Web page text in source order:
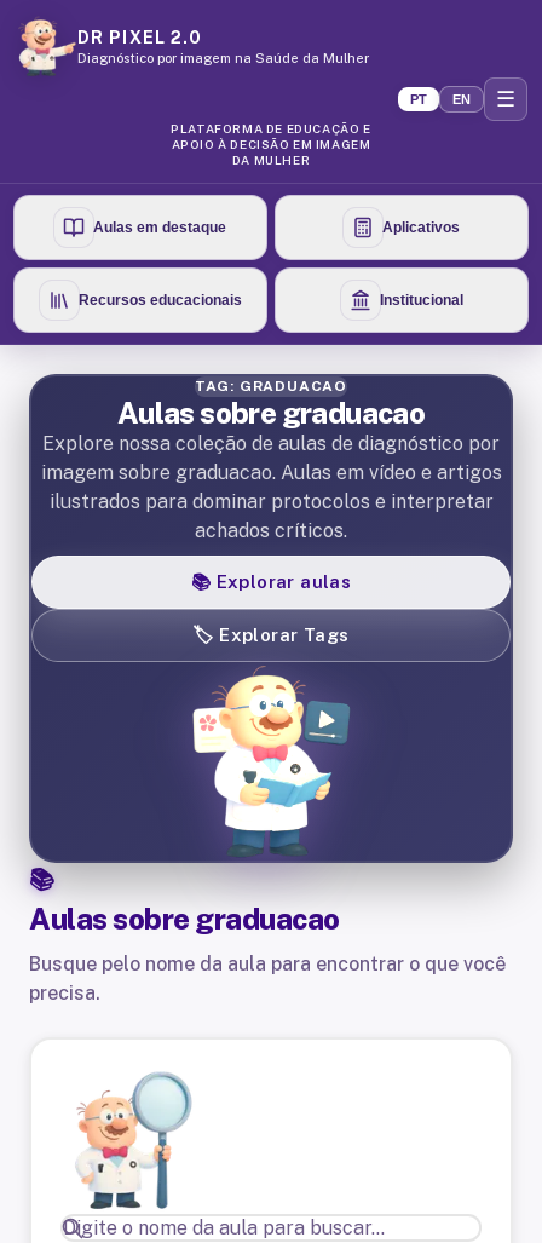
DR PIXEL 2.0
Diagnóstico por imagem na Saúde da Mulher
PLATAFORMA DE EDUCAÇÃO E
APOIO À DECISÃO EM IMAGEM
DA MULHER
PT EN ☰
Aulas em destaque Aplicativos
Recursos educacionais Institucional
TAG: GRADUACAO
Aulas sobre graduacao
Explore nossa coleção de aulas de diagnóstico por
imagem sobre graduacao. Aulas em vídeo e artigos
ilustrados para dominar protocolos e interpretar
achados críticos.
📚 Explorar aulas
🏷️ Explorar Tags
Aulas sobre graduacao
Busque pelo nome da aula para encontrar o que você
precisa.